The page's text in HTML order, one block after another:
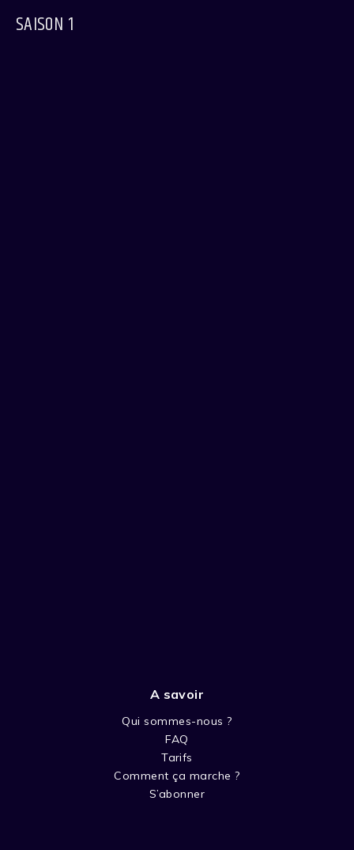
SAISON 1
A savoir
Qui sommes-nous ?
FAQ
Tarifs
Comment ça marche ?
S’abonner